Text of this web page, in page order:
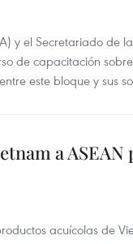
y el Secretariado de
de capacitación
este bloque y sus
a
acuícolas de